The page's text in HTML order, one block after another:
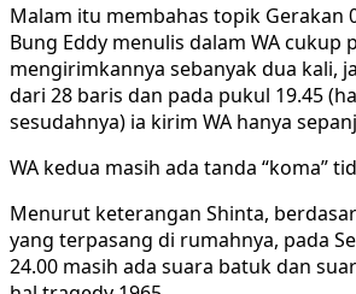
Malam itu membahas topik Gerakan
Bung Eddy menulis dalam WA cukup
mengirimkannya sebanyak dua kali,
dari 28 baris dan pada pukul 19.45
sesudahnya) ia kirim WA hanya
WA kedua masih ada tanda “koma”
Menurut keterangan Shinta,
yang terpasang di rumahnya, pada
24.00 masih ada suara batuk dan